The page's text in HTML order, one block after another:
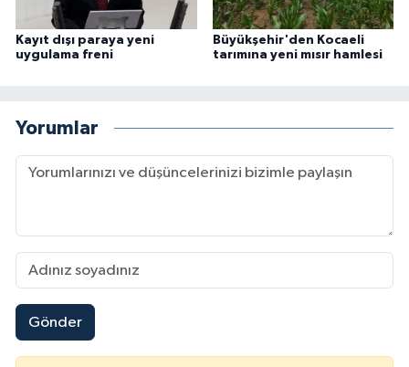
Kayıt dışı paraya yeni
uygulama freni
Büyükşehir'den Kocaeli
tarımına yeni mısır hamlesi
Yorumlar
Gönder